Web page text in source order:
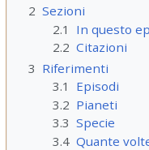
2 Sezioni
2.1
In questo
2.2 Citazioni
3 Riferimenti
3.1
Episodi
3.2 Pianeti
3.3 Specie
3.4 Quante